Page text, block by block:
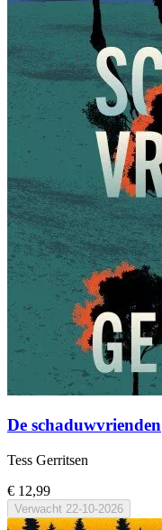
De schaduwvrienden
Tess Gerritsen
€ 12,99
Verwacht 22-10-2026